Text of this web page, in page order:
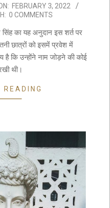
FEBRUARY 3, 2022
0 COMMENTS
का यह अनुदान इस शर्त पर
छात्रों को इसमें प्रवेश में
है कि उन्होंने नाम जोड़ने की कोई
थी।
READING